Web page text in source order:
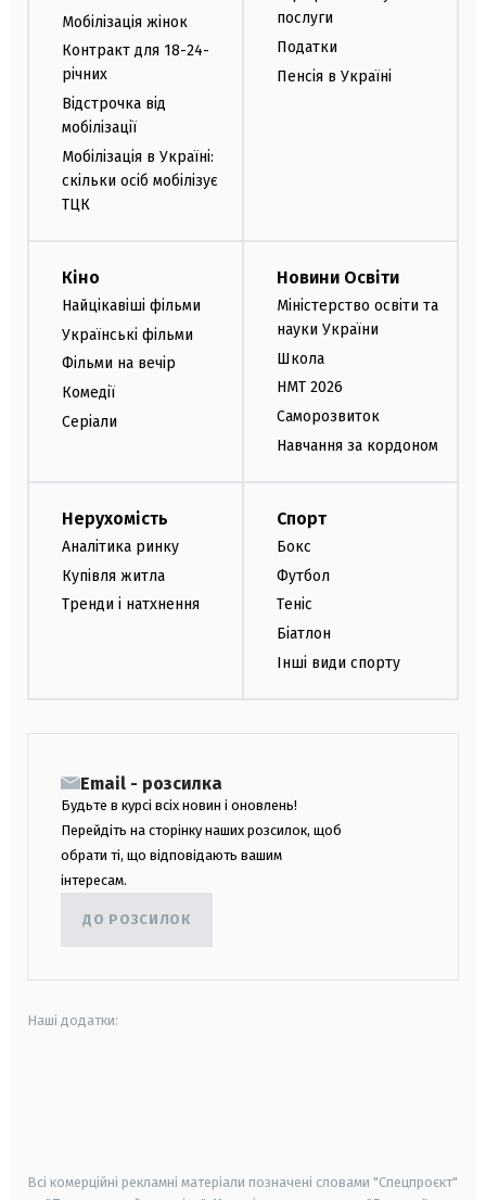
Мобілізація жінок
Контракт для 18-24-
річних
Відстрочка від
мобілізації
Мобілізація в Україні:
скільки осіб мобілізує
ТЦК
послуги
Податки
Пенсія в Україні
Кіно
Найцікавіші фільми
Українські фільми
Фільми на вечір
Комедії
Серіали
Новини Освіти
Міністерство освіти та
науки України
Школа
НМТ 2026
Саморозвиток
Навчання за кордоном
Нерухомість
Аналітика ринку
Купівля житла
Тренди і натхнення
Спорт
Бокс
Футбол
Теніс
Біатлон
Інші види спорту
Email - розсилка
Будьте в курсі всіх новин і оновлень!
Перейдіть на сторінку наших розсилок, щоб
обрати ті, що відповідають вашим
інтересам.
ДО РОЗСИЛОК
Наші додатки:
Всі комерційні рекламні матеріали позначені словами "Спецпроєкт"